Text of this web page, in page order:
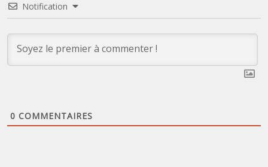
Notification
0 COMMENTAIRES